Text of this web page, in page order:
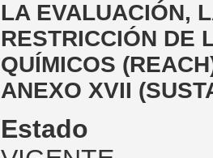
LA EVALUACIÓN,
RESTRICCIÓN DE
QUÍMICOS
ANEXO XVII
Estado